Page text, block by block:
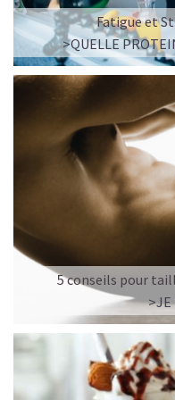
☕ LATTE MACCHIATO
Fatigue et
>QUELLE
5 conseils pour
>JE